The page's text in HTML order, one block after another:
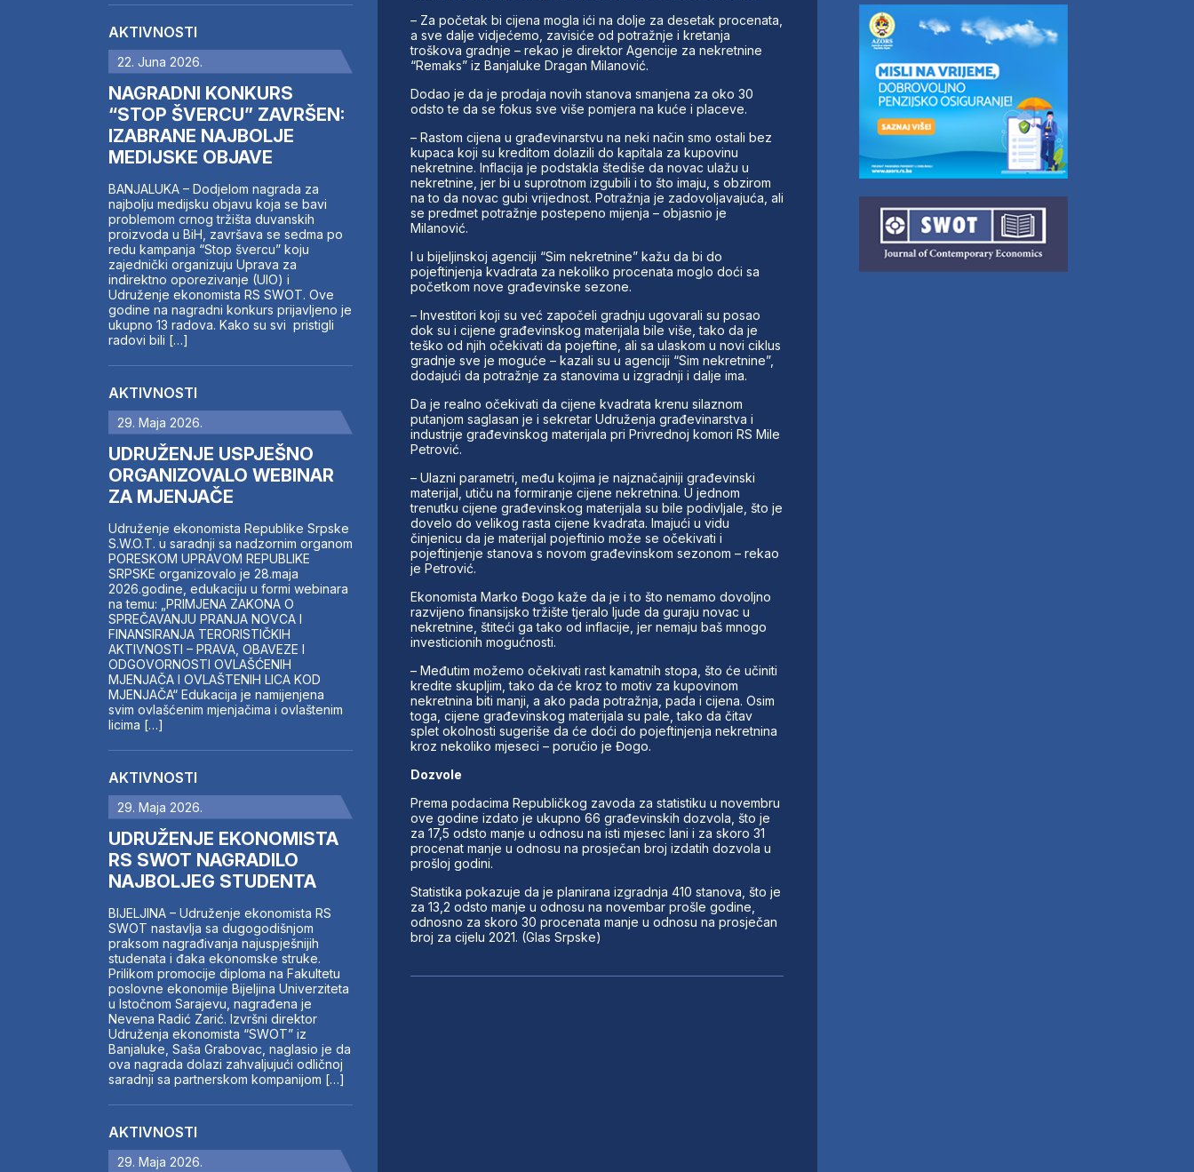
AKTIVNOSTI
22. Juna 2026.
NAGRADNI KONKURS
“STOP ŠVERCU” ZAVRŠEN:
IZABRANE NAJBOLJE
MEDIJSKE OBJAVE
BANJALUKA – Dodjelom nagrada za
najbolju medijsku objavu koja se bavi
problemom crnog tržišta duvanskih
proizvoda u BiH, završava se sedma po
redu kampanja “Stop švercu” koju
zajednički organizuju Uprava za
indirektno oporezivanje (UIO) i
Udruženje ekonomista RS SWOT. Ove
godine na nagradni konkurs prijavljeno je
ukupno 13 radova. Kako su svi pristigli
radovi bili […]
AKTIVNOSTI
29. Maja 2026.
UDRUŽENJE USPJEŠNO
ORGANIZOVALO WEBINAR
ZA MJENJAČE
Udruženje ekonomista Republike Srpske
S.W.O.T. u saradnji sa nadzornim organom
PORESKOM UPRAVOM REPUBLIKE
SRPSKE organizovalo je 28.maja
2026.godine, edukaciju u formi webinara
na temu: „PRIMJENA ZAKONA O
SPREČAVANJU PRANJA NOVCA I
FINANSIRANJA TERORISTIČKIH
AKTIVNOSTI – PRAVA, OBAVEZE I
ODGOVORNOSTI OVLAŠĆENIH
MJENJAČA I OVLAŠTENIH LICA KOD
MJENJAČA“ Edukacija je namijenjena
svim ovlašćenim mjenjačima i ovlaštenim
licima […]
AKTIVNOSTI
29. Maja 2026.
UDRUŽENJE EKONOMISTA
RS SWOT NAGRADILO
NAJBOLJEG STUDENTA
BIJELJINA – Udruženje ekonomista RS
SWOT nastavlja sa dugogodišnjom
praksom nagrađivanja najuspješnijih
studenata i đaka ekonomske struke.
Prilikom promocije diploma na Fakultetu
poslovne ekonomije Bijeljina Univerziteta
u Istočnom Sarajevu, nagrađena je
Nevena Radić Zarić. Izvršni direktor
Udruženja ekonomista “SWOT” iz
Banjaluke, Saša Grabovac, naglasio je da
ova nagrada dolazi zahvaljujući odličnoj
saradnji sa partnerskom kompanijom […]
AKTIVNOSTI
29. Maja 2026.
– Za početak bi cijena mogla ići na dolje za desetak procenata,
a sve dalje vidjećemo, zavisiće od potražnje i kretanja
troškova gradnje – rekao je direktor Agencije za nekretnine
“Remaks” iz Banjaluke Dragan Milanović.
Dodao je da je prodaja novih stanova smanjena za oko 30
odsto te da se fokus sve više pomjera na kuće i placeve.
– Rastom cijena u građevinarstvu na neki način smo ostali bez
kupaca koji su kreditom dolazili do kapitala za kupovinu
nekretnine. Inflacija je podstakla štediše da novac ulažu u
nekretnine, jer bi u suprotnom izgubili i to što imaju, s obzirom
na to da novac gubi vrijednost. Potražnja je zadovoljavajuća, ali
se predmet potražnje postepeno mijenja – objasnio je
Milanović.
I u bijeljinskoj agenciji “Sim nekretnine” kažu da bi do
pojeftinjenja kvadrata za nekoliko procenata moglo doći sa
početkom nove građevinske sezone.
– Investitori koji su već započeli gradnju ugovarali su posao
dok su i cijene građevinskog materijala bile više, tako da je
teško od njih očekivati da pojeftine, ali sa ulaskom u novi ciklus
gradnje sve je moguće – kazali su u agenciji “Sim nekretnine”,
dodajući da potražnje za stanovima u izgradnji i dalje ima.
Da je realno očekivati da cijene kvadrata krenu silaznom
putanjom saglasan je i sekretar Udruženja građevinarstva i
industrije građevinskog materijala pri Privrednoj komori RS Mile
Petrović.
– Ulazni parametri, među kojima je najznačajniji građevinski
materijal, utiču na formiranje cijene nekretnina. U jednom
trenutku cijene građevinskog materijala su bile podivljale, što je
dovelo do velikog rasta cijene kvadrata. Imajući u vidu
činjenicu da je materijal pojeftinio može se očekivati i
pojeftinjenje stanova s novom građevinskom sezonom – rekao
je Petrović.
Ekonomista Marko Đogo kaže da je i to što nemamo dovoljno
razvijeno finansijsko tržište tjeralo ljude da guraju novac u
nekretnine, štiteći ga tako od inflacije, jer nemaju baš mnogo
investicionih mogućnosti.
– Međutim možemo očekivati rast kamatnih stopa, što će učiniti
kredite skupljim, tako da će kroz to motiv za kupovinom
nekretnina biti manji, a ako pada potražnja, pada i cijena. Osim
toga, cijene građevinskog materijala su pale, tako da čitav
splet okolnosti sugeriše da će doći do pojeftinjenja nekretnina
kroz nekoliko mjeseci – poručio je Đogo.
Dozvole
Prema podacima Republičkog zavoda za statistiku u novembru
ove godine izdato je ukupno 66 građevinskih dozvola, što je
za 17,5 odsto manje u odnosu na isti mjesec lani i za skoro 31
procenat manje u odnosu na prosječan broj izdatih dozvola u
prošloj godini.
Statistika pokazuje da je planirana izgradnja 410 stanova, što je
za 13,2 odsto manje u odnosu na novembar prošle godine,
odnosno za skoro 30 procenata manje u odnosu na prosječan
broj za cijelu 2021. (Glas Srpske)